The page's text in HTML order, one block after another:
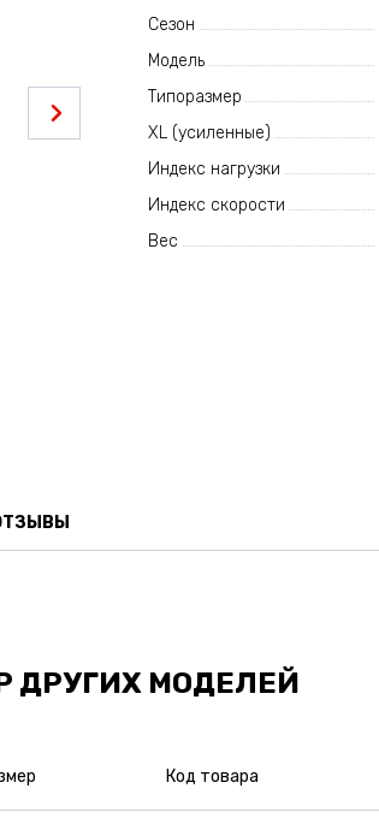
Сезон
Модель
Типоразмер
XL (усиленные)
Индекс нагрузки
Индекс скорости
Вес
ДРУГИХ МОДЕЛЕЙ
Код товара